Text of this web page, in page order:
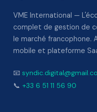
VME International —
complet de gestion de
le marché francophone.
mobile et plateforme
📧
📞 +33 6 51 11 56 90